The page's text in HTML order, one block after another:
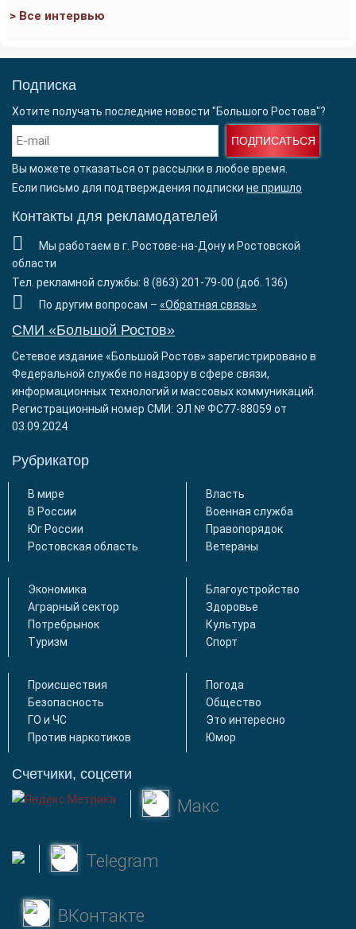
> Все интервью
Подписка
Хотите получать последние новости "Большого Ростова"?
ПОДПИСАТЬСЯ
Вы можете отказаться от рассылки в любое время.
Если письмо для подтверждения подписки не пришло
Контакты для рекламодателей
Мы работаем в г. Ростове-на-Дону и Ростовской
области
Тел. рекламной службы: 8 (863) 201-79-00 (доб. 136)
По другим вопросам – «Обратная связь»
СМИ «Большой Ростов»
Сетевое издание «Большой Ростов» зарегистрировано в
Федеральной службе по надзору в сфере связи,
информационных технологий и массовых коммуникаций.
Регистрационный номер СМИ: ЭЛ № ФС77-88059 от
03.09.2024
Рубрикатор
В мире
В России
Юг России
Ростовская область
Власть
Военная служба
Правопорядок
Ветераны
Экономика
Аграрный сектор
Потребрынок
Туризм
Благоустройство
Здоровье
Культура
Спорт
Происшествия
Безопасность
ГО и ЧС
Против наркотиков
Погода
Общество
Это интересно
Юмор
Счетчики, соцсети
Макс
Telegram
ВКонтакте